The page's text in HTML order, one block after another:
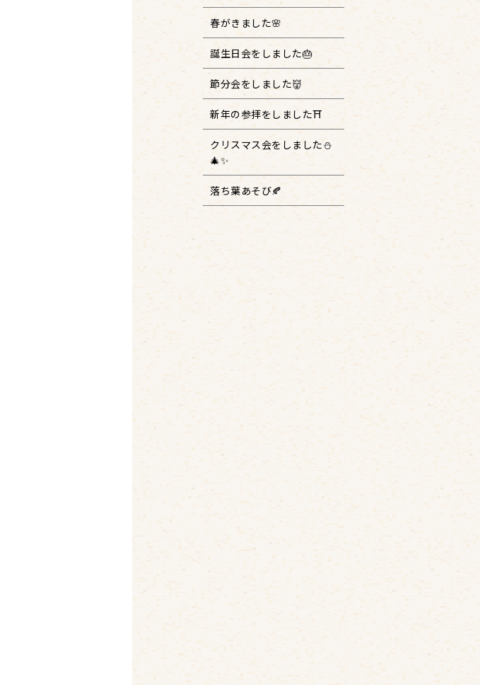
春がきました🌸
誕生日会をしました🎂
節分会をしました👹
新年の参拝をしました⛩️
クリスマス会をしました⛄
🎄✨
落ち葉あそび🍂